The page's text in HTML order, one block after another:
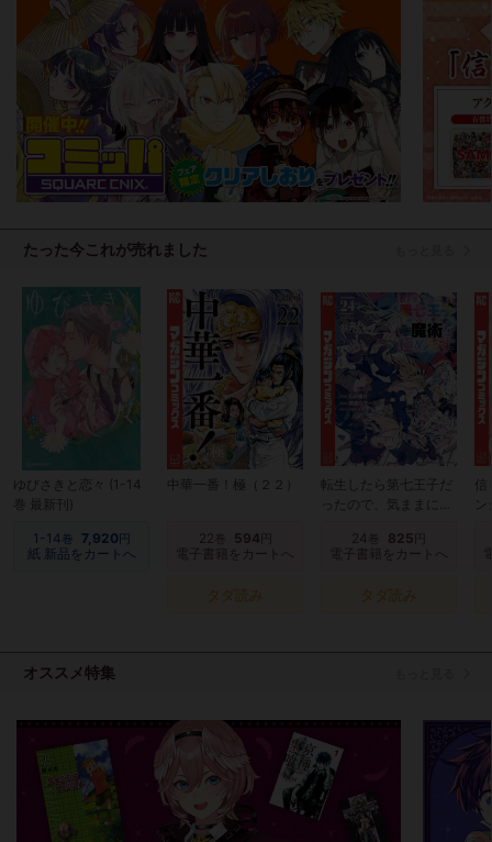
たった今これが売れました
ゆびさきと恋々 (1-14
巻 最新刊)
1-14巻 7,920 円
紙 新品をカートへ
中華一番！極（２２）
22 594
電子書籍をカートへ
タダ読み
転生したら第七王子だ
ったので、気ままに魔
24
825
電子書籍をカートへ
タダ読み
オススメ特集